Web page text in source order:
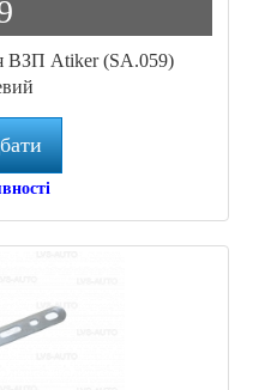
ВЗП Atiker (SA.059)